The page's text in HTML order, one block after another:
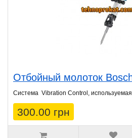
Отбойный молоток
Система Vibration Control,
300.00 грн